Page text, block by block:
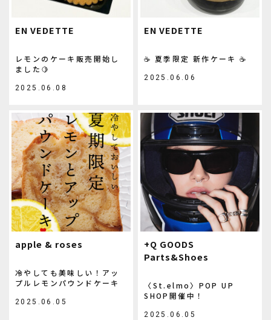
EN VEDETTE
レモンのケーキ販売開始し
ました🍋
2025.06.08
EN VEDETTE
☕ 夏季限定 新作ケーキ ☕
2025.06.06
apple & roses
冷やしても美味しい！アッ
プルレモンパウンドケーキ
2025.06.05
+Q GOODS
Parts&Shoes
〈St.elmo〉POP UP
SHOP開催中！
2025.06.05